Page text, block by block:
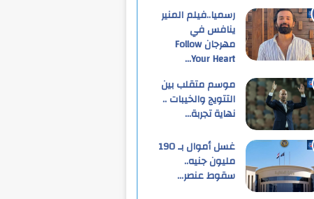
رسميا..فيلم المنير
ينافس في
مهرجان Follow
Your Heart…
موسم متقلب بين
التتويج والخيبات ..
نهاية تجربة…
غسل أموال بـ 190
مليون جنيه..
سقوط عنصر…